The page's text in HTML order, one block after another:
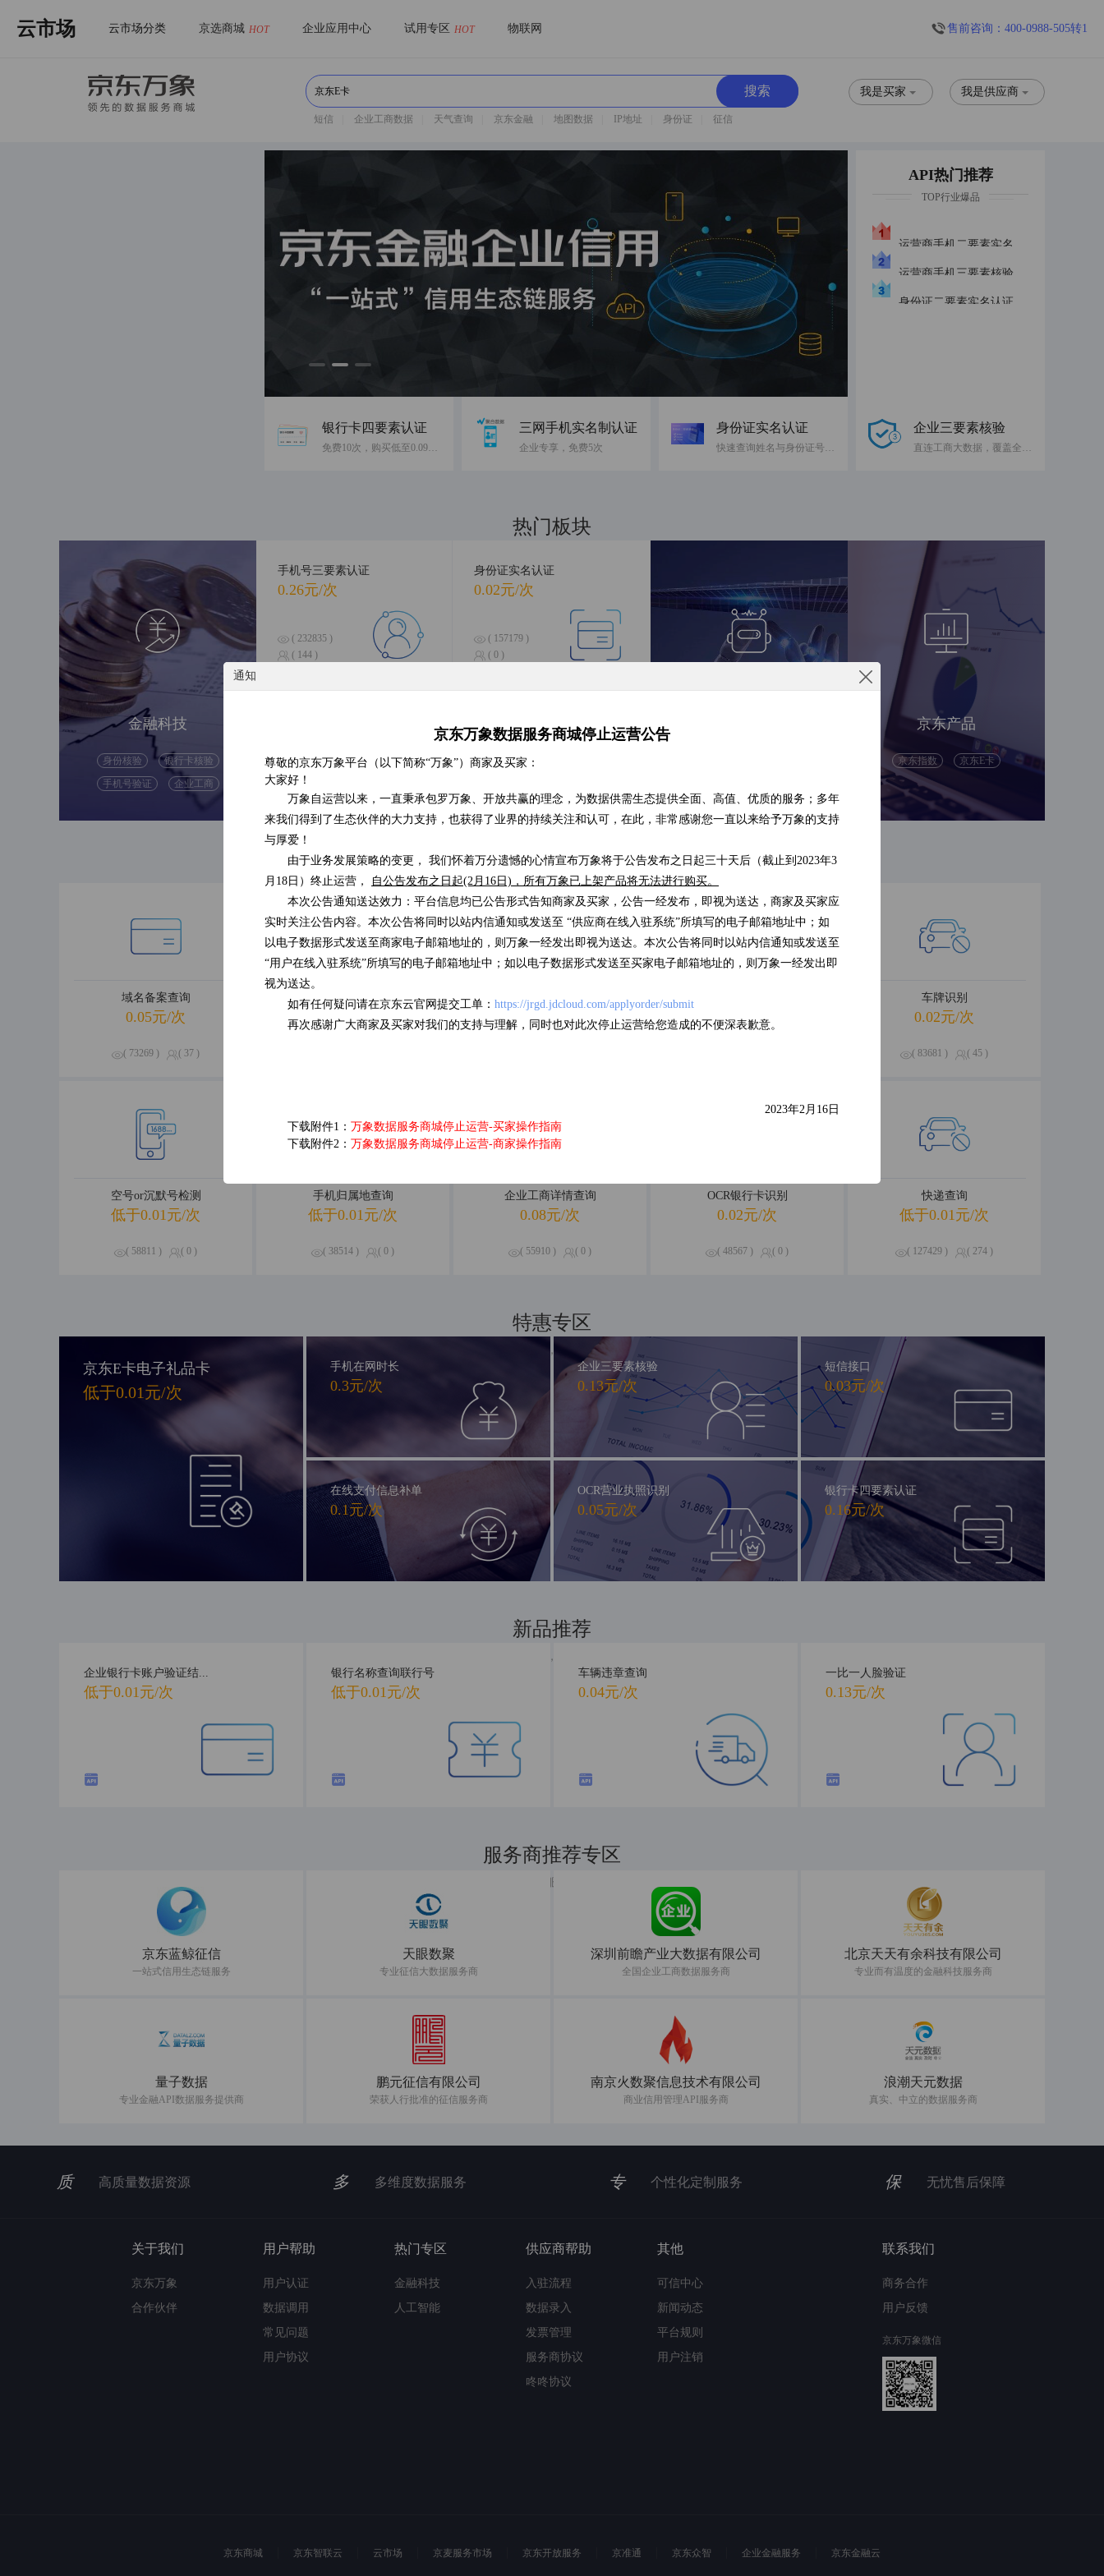
通知
京东万象数据服务商城停止运营公告
尊敬的京东万象平台（以下简称“万象”）商家及买家：
大家好！
万象自运营以来，一直秉承包罗万象、开放共赢的理念，为数据供需生态提供全面、高值、优质的服务；多年
来我们得到了生态伙伴的大力支持，也获得了业界的持续关注和认可，在此，非常感谢您一直以来给予万象的支持
与厚爱！
由于业务发展策略的变更， 我们怀着万分遗憾的心情宣布万象将于公告发布之日起三十天后（截止到2023年3
月18日）终止运营，
自公告发布之日起(2月16日)，所有万象已上架产品将无法进行购买。
本次公告通知送达效力：平台信息均已公告形式告知商家及买家，公告一经发布，即视为送达，商家及买家应
实时关注公告内容。本次公告将同时以站内信通知或发送至 “供应商在线入驻系统”所填写的电子邮箱地址中；如
以电子数据形式发送至商家电子邮箱地址的，则万象一经发出即视为送达。本次公告将同时以站内信通知或发送至
“用户在线入驻系统”所填写的电子邮箱地址中；如以电子数据形式发送至买家电子邮箱地址的，则万象一经发出即
视为送达。
如有任何疑问请在京东云官网提交工单： https://jrgd.jdcloud.com/applyorder/submit
再次感谢广大商家及买家对我们的支持与理解，同时也对此次停止运营给您造成的不便深表歉意。
2023年2月16日
下载附件1： 万象数据服务商城停止运营-买家操作指南
下载附件2： 万象数据服务商城停止运营-商家操作指南
云市场 云市场分类 京选商城 HOT 企业应用中心 试用专区 HOT 物联网 售前咨询：400-0988-505转1
我是供应商
我是买家
短信 企业工商数据 天气查询 京东金融 地图数据 IP地址 身份证 征信
API热门推荐
TOP行业爆品
银行卡四要素认证
免费10次，购买低至0.09元/次
三网手机实名制认证
企业专享，免费5次
身份证实名认证
快速查询姓名与身份证号码是否一致
企业三要素核验
直连工商大数据，覆盖全国企业
热门板块
金融科技
身份核验
银行卡核验
手机号验证
企业工商
手机号三要素认证
0.26元/次
( 232835 )
( 144 )
身份证实名认证
0.02元/次
( 157179 )
( 0 )
( 47589 )
( 0 )
0.16元/次
( 318 )
京东产品
京东指数 京东E卡
优品推荐
海量数据，优选试用
域名备案查询
0.05元/次
( 73269 ) ( 37 )
企业经营信息
0.09元/次
IP地址归属地查询
低于0.01元/次 低于0.01元/次
车牌识别
0.02元/次
( 83681 ) ( 45 )
空号or沉默号检测
低于0.01元/次
( 58811 ) ( 0 )
手机归属地查询
低于0.01元/次
( 38514 ) ( 0 )
企业工商详情查询
0.08元/次
( 55910 ) ( 0 )
OCR银行卡识别
0.02元/次
( 48567 ) ( 0 )
快递查询
低于0.01元/次
( 127429 ) ( 274 )
特惠专区
精品钜惠，尽享不停
京东E卡电子礼品卡
低于0.01元/次
手机在网时长
0.3元/次
在线支付信息补单
0.1元/次
企业三要素核验
0.13元/次
OCR营业执照识别
0.05元/次
短信接口
0.03元/次
银行卡四要素认证
0.16元/次
新品推荐
新品首发，抢先体验
企业银行卡账户验证结...
低于0.01元/次
银行名称查询联行号
低于0.01元/次
车辆违章查询
0.04元/次
一比一人脸验证
0.13元/次
服务商推荐专区
共建数据服务新生态
京东蓝鲸征信
一站式信用生态链服务
天眼数聚
专业征信大数据服务商
深圳前瞻产业大数据有限公司
全国企业工商数据服务商
北京天天有余科技有限公司
专业而有温度的金融科技服务商
量子数据
专业金融API数据服务提供商
鹏元征信有限公司
荣获人行批准的征信服务商
南京火数聚信息技术有限公司
商业信用管理API服务商
浪潮天元数据
真实、中立的数据服务商
质 高质量数据资源 多 多维度数据服务 专 个性化定制服务 保 无忧售后保障
关于我们
京东万象
合作伙伴
用户帮助
用户认证
数据调用
常见问题
用户协议
热门专区
金融科技
人工智能
供应商帮助
入驻流程
数据录入
发票管理
服务商协议
咚咚协议
其他
可信中心
新闻动态
平台规则
用户注销
联系我们
商务合作
用户反馈
京东万象微信
京东商城 京东智联云 云市场 京麦服务市场 京东开放服务 京准通 京东众智 企业金融服务 京东金融云